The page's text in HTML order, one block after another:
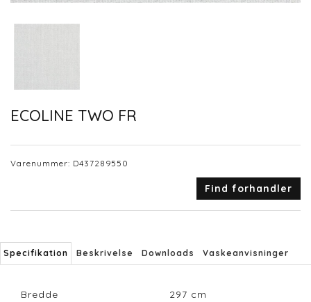
ECOLINE TWO FR
Varenummer: D437289550
Find forhandler
Specifikation Beskrivelse Downloads Vaskeanvisninger
Bredde 297 cm